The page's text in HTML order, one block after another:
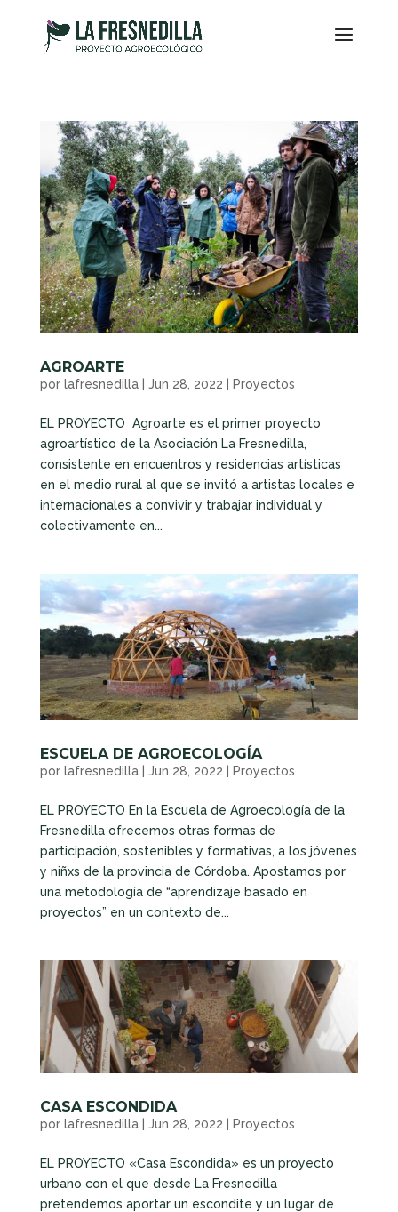
AGROARTE
por lafresnedilla| Jun 28, 2022 Proyectos
EL PROYECTO Agroarte es el primer proyecto
agroartístico de la Asociación La Fresnedilla,
consistente en encuentros y residencias artísticas
en el medio rural al que se invitó a artistas locales e
internacionales a convivir y trabajar individual y
colectivamente en...
ESCUELA DE AGROECOLOGÍA
por lafresnedilla| Jun 28, 2022 Proyectos
EL PROYECTO En la Escuela de Agroecología de la
Fresnedilla ofrecemos otras formas de
participación, sostenibles y formativas, a los jóvenes
y niñxs de la provincia de Córdoba. Apostamos por
una metodología de “aprendizaje basado en
proyectos” en un contexto de...
CASA ESCONDIDA
por lafresnedilla| Jun 28, 2022 Proyectos
EL PROYECTO «Casa Escondida» es un proyecto
urbano con el que desde La Fresnedilla
pretendemos aportar un escondite y un lugar de